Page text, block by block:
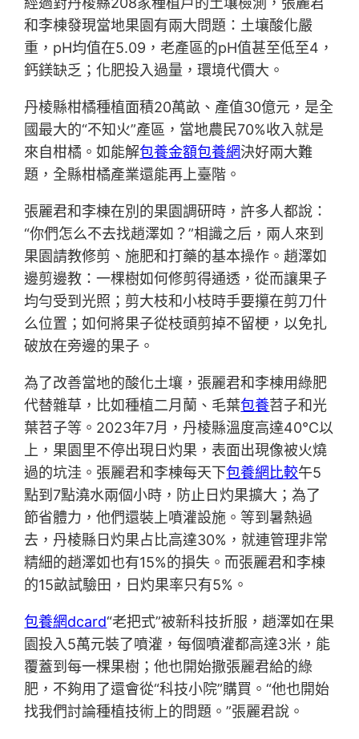
和李棟發現當地果園有兩大問題：土壤酸化嚴
重，pH均值在5.09，老產區的pH值甚至低至4，
鈣鎂缺乏；化肥投入過量，環境代價大。
丹棱縣柑橘種植面積20萬畝、產值30億元，是全
國最大的“不知火”產區，當地農民70%收入就是
來自柑橘。如能解包養金額包養網決好兩大難
題，全縣柑橘產業還能再上臺階。
張麗君和李棟在別的果園調研時，許多人都說：
“你們怎么不去找趙澤如？”相識之后，兩人來到
果園請教修剪、施肥和打藥的基本操作。趙澤如
邊剪邊教：一棵樹如何修剪得通透，從而讓果子
均勻受到光照；剪大枝和小枝時手要攥在剪刀什
么位置；如何將果子從枝頭剪掉不留梗，以免扎
破放在旁邊的果子。
為了改善當地的酸化土壤，張麗君和李棟用綠肥
代替雜草，比如種植二月蘭、毛葉包養苕子和光
葉苕子等。2023年7月，丹棱縣溫度高達40℃以
上，果園里不停出現日灼果，表面出現像被火燒
過的坑洼。張麗君和李棟每天下包養網比較午5
點到7點澆水兩個小時，防止日灼果擴大；為了
節省體力，他們還裝上噴灌設施。等到暑熱過
去，丹棱縣日灼果占比高達30%，就連管理非常
精細的趙澤如也有15%的損失。而張麗君和李棟
的15畝試驗田，日灼果率只有5%。
包養網dcard“老把式”被新科技折服，趙澤如在果
園投入5萬元裝了噴灌，每個噴灌都高達3米，能
覆蓋到每一棵果樹；他也開始撒張麗君給的綠
肥，不夠用了還會從“科技小院”購買。“他也開始
找我們討論種植技術上的問題。”張麗君說。